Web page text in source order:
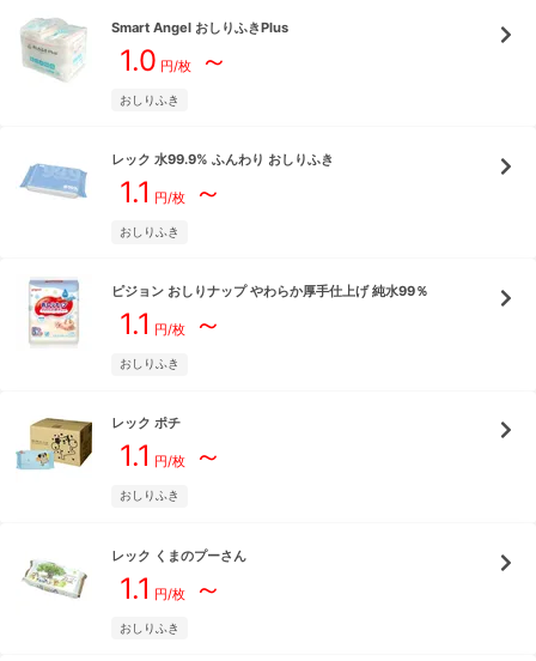
Smart Angel おしりふきPlus
1.0 円/枚～
おしりふき
レック 水99.9% ふんわり おしりふき
1.1 円/枚～
おしりふき
ピジョン おしりナップ やわらか厚手仕上げ 純水99％
1.1 円/枚～
おしりふき
レック ポチ
1.1 円/枚～
おしりふき
レック くまのプーさん
1.1 円/枚～
おしりふき